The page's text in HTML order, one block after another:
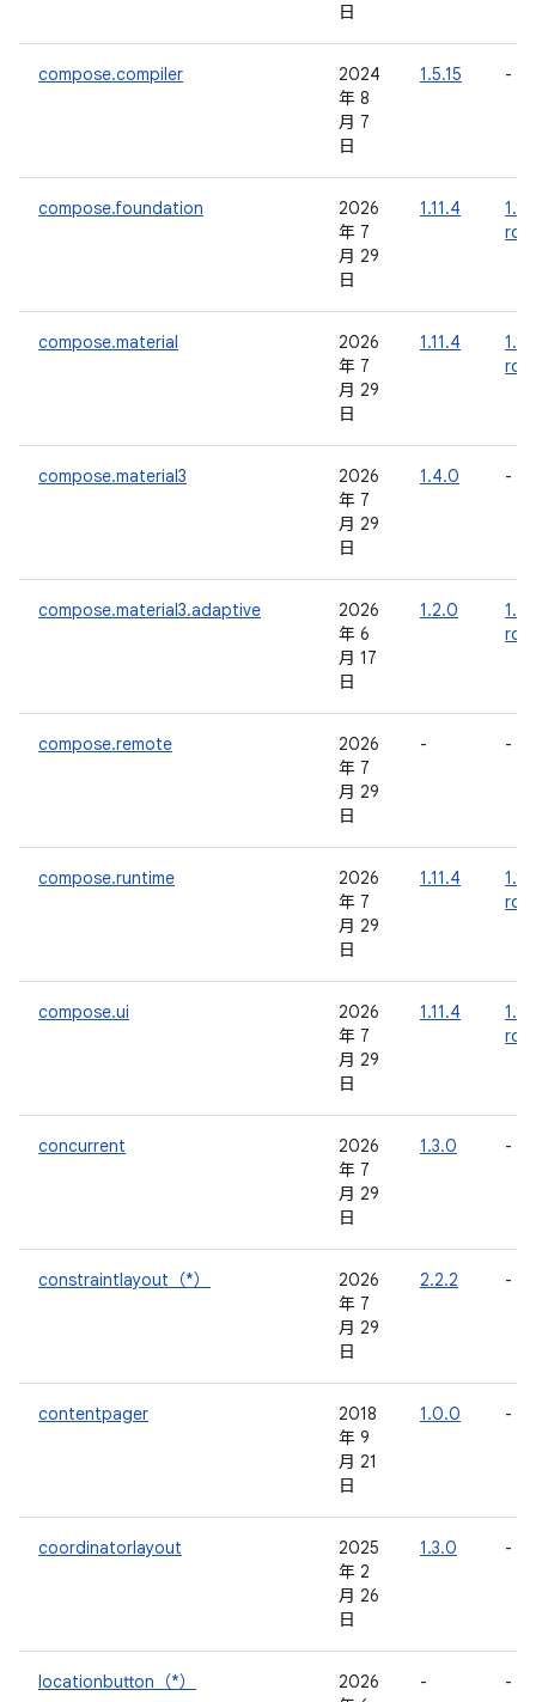
日
compose.compiler
2024
年 8
月 7
日
1.5.15 -
compose.foundation
2026
年 7
月 29
日
1.11.4
compose.material
2026
年 7
月 29
日
1.11.4
compose.material3
2026
年 7
月 29
日
1.4.0 -
compose.material3.adaptive
2026
年 6
月 17
日
1.2.0
compose.remote
2026
年 7
月 29
日
- -
compose.runtime
2026
年 7
月 29
日
1.11.4
compose.ui
2026
年 7
月 29
日
1.11.4
concurrent
2026
年 7
月 29
日
1.3.0 -
constraintlayout（*）
2026
年 7
月 29
日
2.2.2 -
contentpager
2018
年 9
月 21
日
1.0.0 -
coordinatorlayout
2025
年 2
月 26
日
1.3.0 -
locationbutton（*）
2026
- -